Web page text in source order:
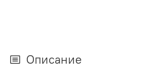
Описание